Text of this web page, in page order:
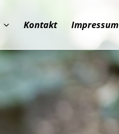
Kontakt Impressum